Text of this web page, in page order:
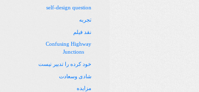
self-design question
تجربه
نقد فیلم
Confusing Highway
Junctions
خود کرده را تدبیر نیست
شادی وسعادت
مزایده